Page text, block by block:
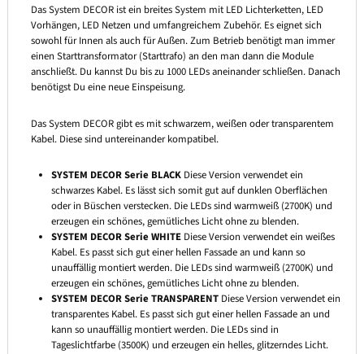
Das System DECOR ist ein breites System mit LED Lichterketten, LED
Vorhängen, LED Netzen und umfangreichem Zubehör. Es eignet sich
sowohl für Innen als auch für Außen. Zum Betrieb benötigt man immer
einen Starttransformator (Starttrafo) an den man dann die Module
anschließt. Du kannst Du bis zu 1000 LEDs aneinander schließen. Danach
benötigst Du eine neue Einspeisung.
Das System DECOR gibt es mit schwarzem, weißen oder transparentem
Kabel. Diese sind untereinander kompatibel.
SYSTEM DECOR Serie BLACK Diese Version verwendet ein
schwarzes Kabel. Es lässt sich somit gut auf dunklen Oberflächen
oder in Büschen verstecken. Die LEDs sind warmweiß (2700K) und
erzeugen ein schönes, gemütliches Licht ohne zu blenden.
SYSTEM DECOR Serie WHITE Diese Version verwendet ein weißes
Kabel. Es passt sich gut einer hellen Fassade an und kann so
unauffällig montiert werden. Die LEDs sind warmweiß (2700K) und
erzeugen ein schönes, gemütliches Licht ohne zu blenden.
SYSTEM DECOR Serie TRANSPARENT Diese Version verwendet ein
transparentes Kabel. Es passt sich gut einer hellen Fassade an und
kann so unauffällig montiert werden. Die LEDs sind in
Tageslichtfarbe (3500K) und erzeugen ein helles, glitzerndes Licht.